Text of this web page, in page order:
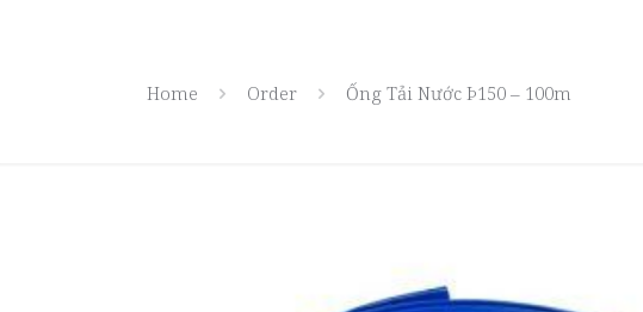
Home Order Ống Tải Nước Þ150 – 100m